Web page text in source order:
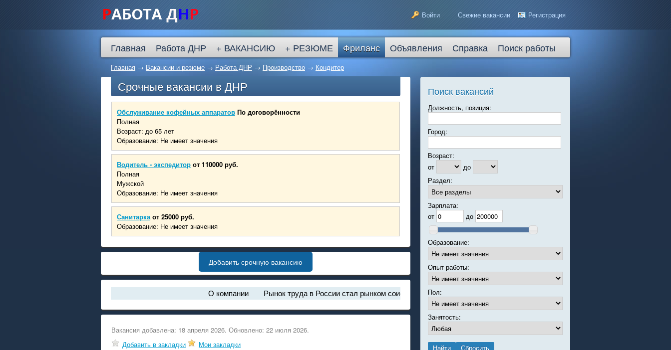
Войти Свежие вакансии Регистрация
Главная Работа ДНР + ВАКАНСИЮ + РЕЗЮМЕ Фриланс Объявления Справка Поиск работы
Главная → Вакансии и резюме → Работа ДНР → Производство → Кондитер
Срочные вакансии в ДНР
Обслуживание кофейных аппаратов По договорённости
Полная
Возраст: до 65 лет
Образование: Не имеет значения
Водитель - экспедитор от 110000 руб.
Полная
Мужской
Образование: Не имеет значения
Санитарка от 25000 руб.
Образование: Не имеет значения
Добавить срочную вакансию
О компании Рынок труда в России стал рынком соискателя Самые высокооплачиваемые рабочие специальности за первый квартал
Вакансия добавлена: 18 апреля 2026. Обновлено: 22 июля 2026.
Добавить в закладки
Мои закладки
Поиск вакансий
Должность, позиция:
Город:
Возраст:
от
до
Раздел:
Зарплата:
от
до
Образование:
Опыт работы:
Пол:
Занятость: